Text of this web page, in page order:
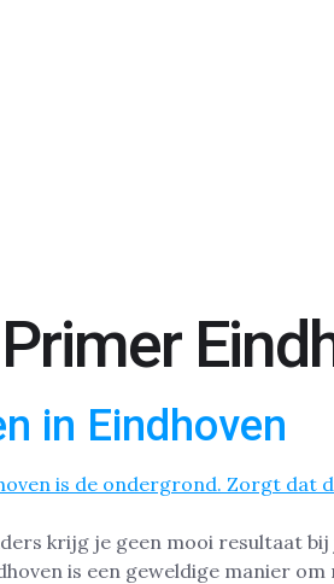
in Eindhoven
krijg je geen mooi resultaat
is een geweldige manier